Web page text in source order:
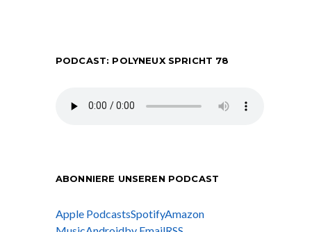
PODCAST: POLYNEUX SPRICHT 78
ABONNIERE UNSEREN PODCAST
Apple PodcastsSpotifyAmazon